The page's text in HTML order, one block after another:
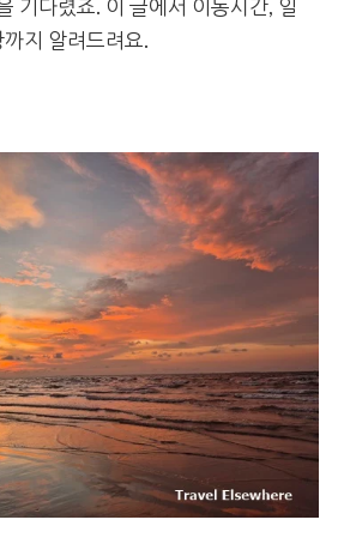
기다렸죠. 이 글에서 이동시간, 일
지 알려드려요.